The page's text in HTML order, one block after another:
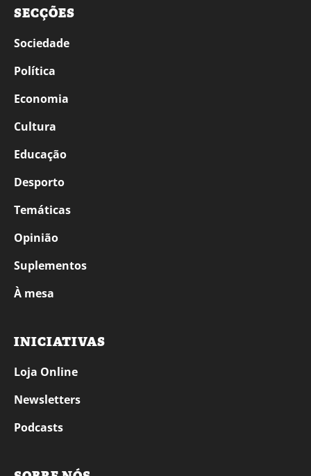
SECÇÕES
Sociedade
Política
Economia
Cultura
Educação
Desporto
Temáticas
Opinião
Suplementos
À mesa
INICIATIVAS
Loja Online
Newsletters
Podcasts